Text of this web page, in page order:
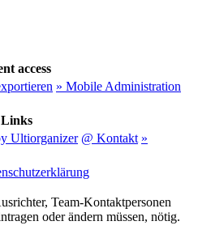
access
» Mobile Administration
Links
Ultiorganizer @ Kontakt »
Team-Kontaktpersonen
oder ändern müssen, nötig.